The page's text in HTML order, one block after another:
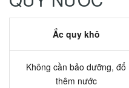
Ắc quy khô
Không cần bảo dưỡng, đổ
thêm nước